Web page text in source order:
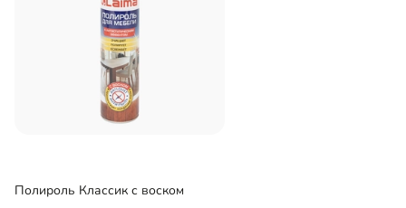
Полироль Классик с воском